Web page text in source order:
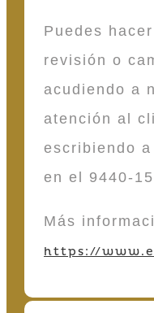
Puedes
revisión o
acudiendo a
atención al
escribiendo
en el 9440-
Más
https://